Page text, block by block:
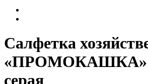
Салфетка
«ПРОМОКАШКА»
серая